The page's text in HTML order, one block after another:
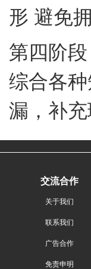
形 避免
第四阶
综合各
漏，补
交流合作
关于我们
联系我们
广告合作
免责申明